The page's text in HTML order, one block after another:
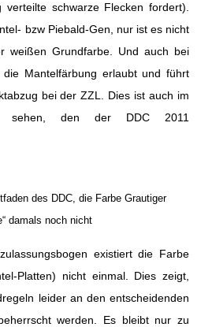
schwarze Flecken fordert).
bzw Piebald-Gen, nur ist es nicht
weißen Grundfarbe. Und auch bei
Mantelfärbung erlaubt und führt
bei der ZZL. Dies ist auch im
sehen, den der DDC 2011
des DDC, die Farbe Grautiger
damals noch nicht
existiert die Farbe
Platten) nicht einmal. Dies zeigt,
leider an den entscheidenden
werden. Es bleibt nur zu